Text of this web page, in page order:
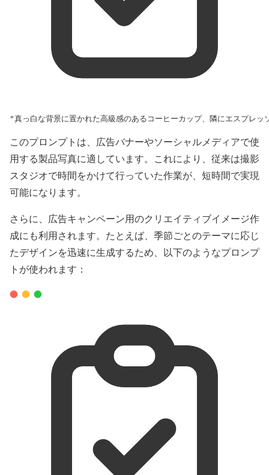
"真っ白な背景に置かれた高級感のあるコーヒーカップ、隣にエスプレッ
このプロンプトは、広告バナーやソーシャルメディアで使
用する製品写真に適しています。これにより、従来は撮影
スタジオで時間をかけて行っていた作業が、短時間で実現
可能になります。
さらに、広告キャンペーン用のクリエイティブイメージ作
成にも利用されます。たとえば、季節ごとのテーマに応じ
たデザインを迅速に生成するため、以下のようなプロンプ
トが使われます：